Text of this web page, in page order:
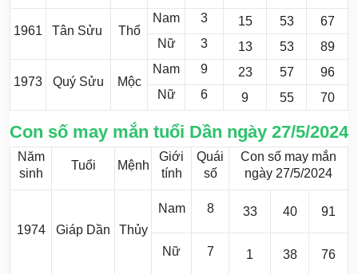
1961 Tân Sửu Thổ
Nam 3 15 53
67
Nữ
3 13 53 89
1973 Quý Sửu Mộc
Nam 9 23 57
96
Nữ
6 9 55 70
Con số may mắn tuổi Dần ngày 27/5/2024
Năm
sinh
Tuổi Mệnh
Giới
tính
Quái
số
Con số may mắn
ngày 27/5/2024
1974 Giáp Dần Thủy
Nam 8 33 40 91
Nữ 7 1 38 76